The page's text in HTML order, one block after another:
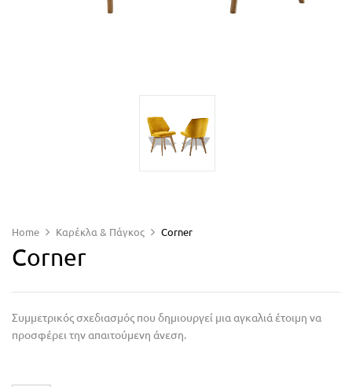
Home Καρέκλα & Πάγκος Corner
Corner
Συμμετρικός σχεδιασμός που δημιουργεί μια αγκαλιά έτοιμη να
προσφέρει την απαιτούμενη άνεση.